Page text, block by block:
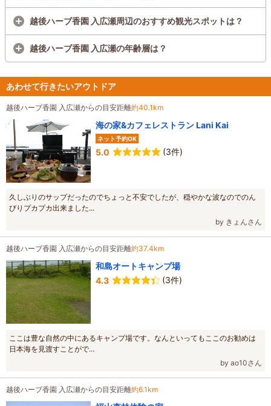
越後ハーブ香園 入広瀬周辺のおすすめ観光スポットは？
越後ハーブ香園 入広瀬の年齢層は？
あわせて行きたいアウトドア
越後ハーブ香園 入広瀬からの目安距離約40.1km
海の家&カフェレストラン Lani Kai
ネット予約OK
5.0 (3件)
久しぶりのサップだったのでちょっと不安でしたが、穏やかな波なのでのん
びりプカプカ出来ました...
by きょんさん
越後ハーブ香園 入広瀬からの目安距離約37.4km
和島オートキャンプ場
4.3
(3件)
ここは豊な自然の中にあるキャンプ場です。なんといってもここのお勧めは
日本海を見渡すことがで...
by ao10さん
越後ハーブ香園 入広瀬からの目安距離約6.1km